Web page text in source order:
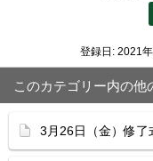
登録日: 2021
このカテゴリー内の他
3月26日（金）修了